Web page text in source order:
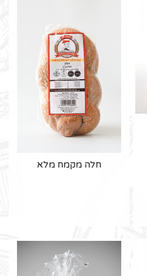
חלה מקמח מלא